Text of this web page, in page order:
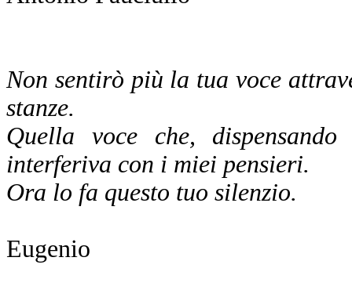
Non sentirò più la tua voce
stanze.
Quella voce che,
interferiva con i miei pensieri.
Ora lo fa questo tuo silenzio.
Eugenio